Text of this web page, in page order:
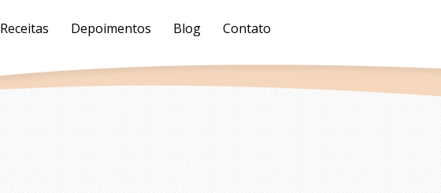
Receitas Depoimentos Blog Contato